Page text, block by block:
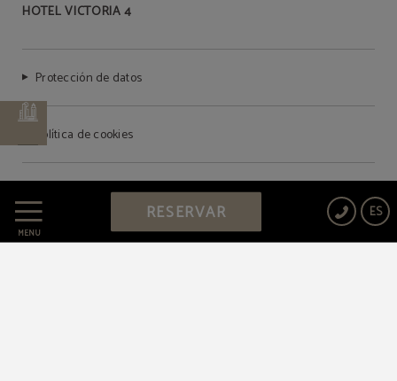
MENÚ
ES
RESERVAR
HOTEL VICTORIA 4
Protección de datos
Política de cookies